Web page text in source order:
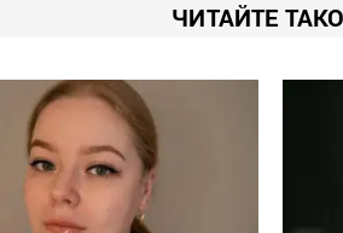
ЧИТАЙТЕ